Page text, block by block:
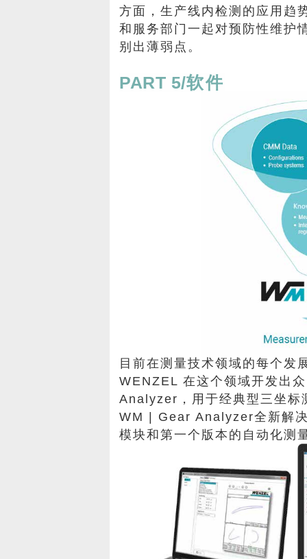
方面，生产线内检测的应用趋
和服务部门一起对预防性维护
别出薄弱点。
PART 5/软件
目前在测量技术领域的每个发
WENZEL 在这个领域开发出
Analyzer，用于经典型三坐
WM | Gear Analyzer全新解
模块和第一个版本的自动化